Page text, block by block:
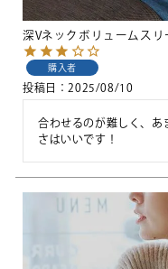
深Vネックボリュームスリ
購入者
投稿日 2025/08/10
合わせるのが難しく、あ
さはいいです！